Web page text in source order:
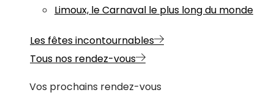
Limoux, le Carnaval le plus long du monde
Les fêtes incontournables
Tous nos rendez-vous
Vos prochains rendez-vous